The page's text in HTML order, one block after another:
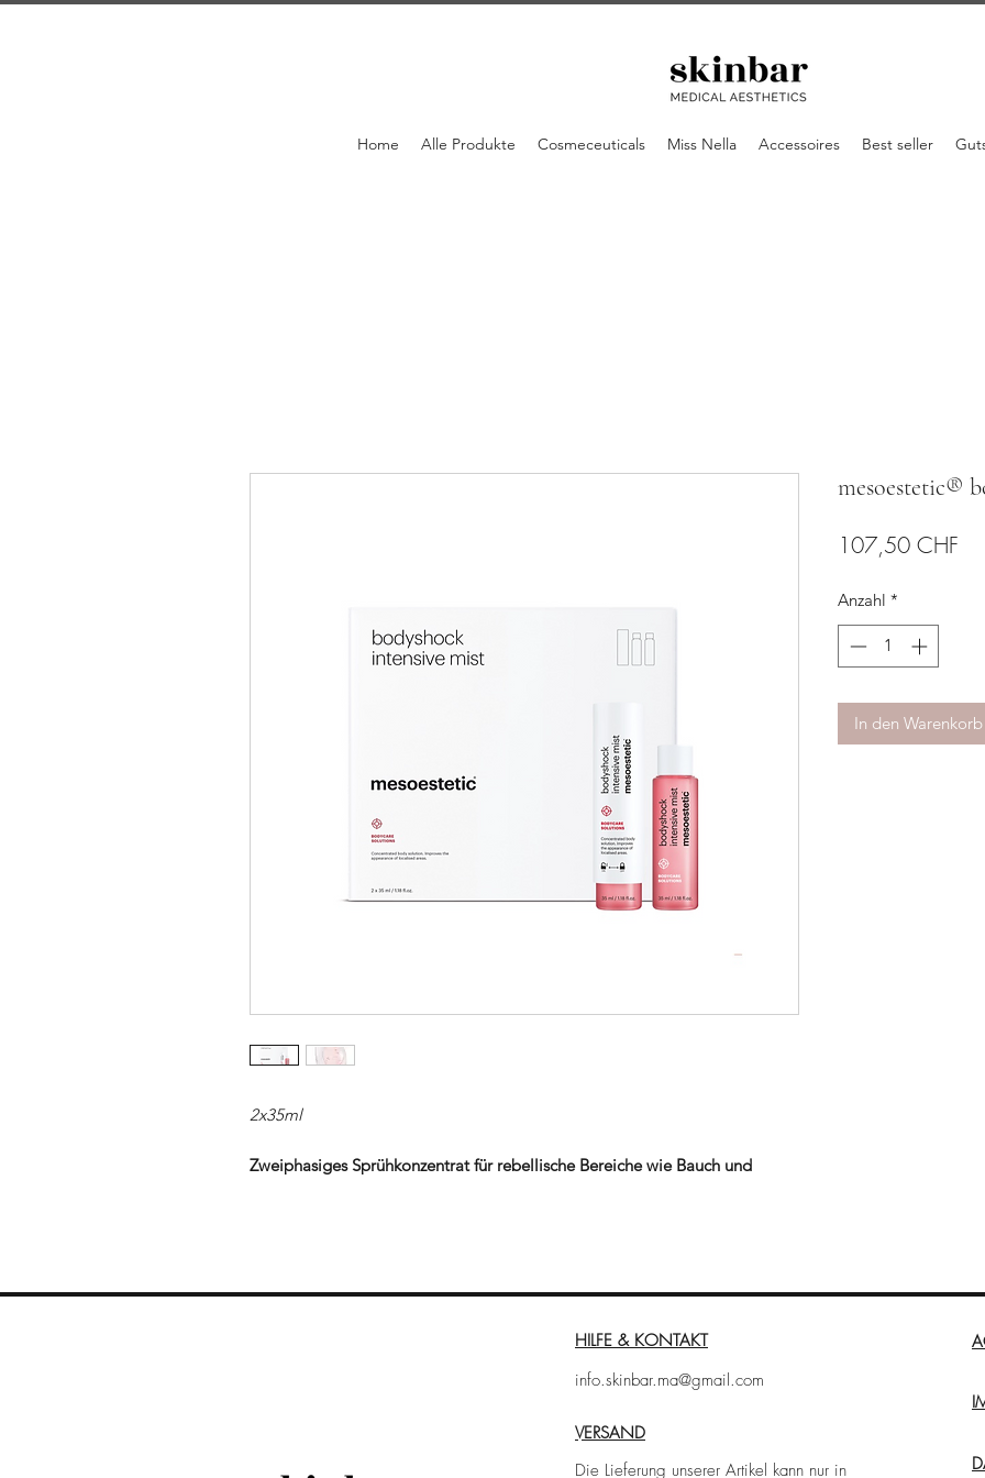
Home Alle Produkte Cosmeceuticals Miss Nella Accessoires Best seller
2x35ml
Zweiphasiges Sprühkonzentrat für rebellische Bereiche wie Bauch und
einwirkt und dabei hilft, das Erscheinungsbild der Silhouette zu definieren
Die Kombination mit Mariendistelextrakt, Koffein und Arnikaextrakt
verstärkt die Wirkung des Komplexes und reduziert sichtbar durch Cellulite
Finish und einer angenehmen Sprühanwendung, die es zu einem idealen
Produkt für die Anwendung vor körperlicher Aktivität macht. Seine
mesoestetic®
107,50 CHF
Anzahl *
In den Warenkorb
HILFE & KONTAKT
info.skinbar.ma@gmail.com
VERSAND
Die Lieferung unserer Artikel kann nur in